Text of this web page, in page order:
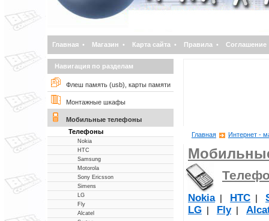
Главная • Магазин • Карта сайта • Правила • Соглашение
Навигация по разделам
Флеш память (usb), карты памяти
Монтажные шкафы
Мобильные телефоны
Телефоны
Nokia
НТС
Samsung
Motorola
Sony Ericsson
Simens
LG
Fly
Alcatel
Главная Интернет -
Nokia| НТС |
LG | Fly|